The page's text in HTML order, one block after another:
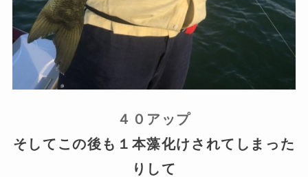
４０アップ
そしてこの後も１本藻化けされてしまった
りして